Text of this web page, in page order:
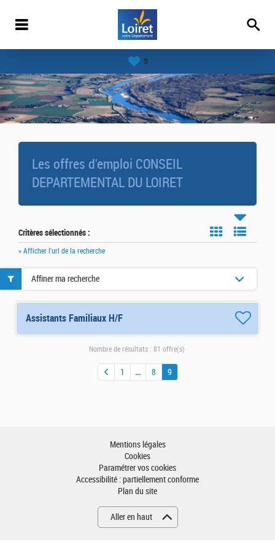
0
Les offres d'emploi CONSEIL
DEPARTEMENTAL DU LOIRET
Critères sélectionnés :
» Afficher l'url de la recherche
Assistants Familiaux H/F
Affiner ma recherche
Nombre de résultats : 81 offre(s)
1 8 9
Mentions légales
Cookies
Paramétrer vos cookies
Accessibilité : partiellement conforme
Plan du site
Aller en haut